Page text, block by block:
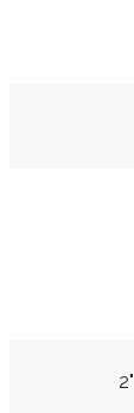
2"